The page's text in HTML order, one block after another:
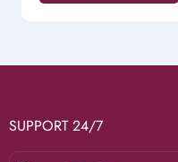
SUPPORT 24/7